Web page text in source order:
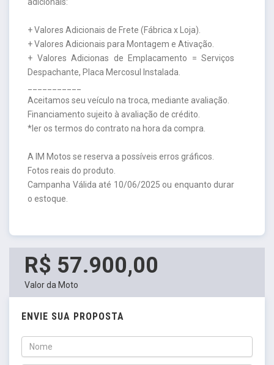
+ Valores Adicionais de Frete (Fábrica x Loja).
+ Valores Adicionais para Montagem e Ativação.
+ Valores Adicionas de Emplacamento = Serviços
Despachante, Placa Mercosul Instalada.
Aceitamos seu veículo na troca, mediante avaliação.
Financiamento sujeito à avaliação de crédito.
*ler os termos do contrato na hora da compra.
A IM Motos se reserva a possíveis erros gráficos.
Fotos reais do produto.
Campanha Válida até 10/06/2025 ou enquanto durar
o estoque.
R$ 57.900,00
Valor da Moto
ENVIE SUA PROPOSTA